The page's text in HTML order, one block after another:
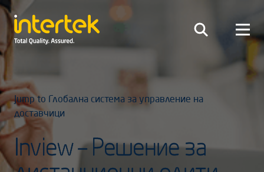
Jump to Глобална система за управление на
доставчици
Inview – Решение за